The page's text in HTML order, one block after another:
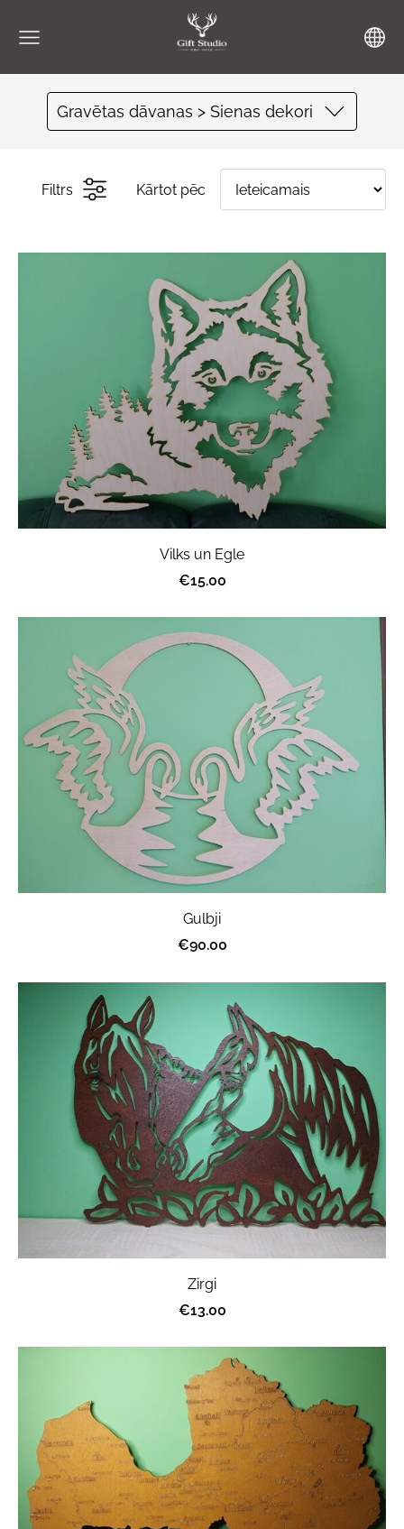
Gravētas dāvanas > Sienas dekori
Filtrs Kārtot pēc
Vilks un Egle
€15.00
Gulbji
€90.00
Zirgi
€13.00